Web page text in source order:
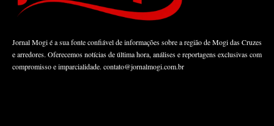
Jornal Mogi é a sua fonte confiável de informações sobre a região de Mogi das Cruzes
e arredores. Oferecemos notícias de última hora, análises e reportagens exclusivas com
compromisso e imparcialidade. contato@jornalmogi.com.br